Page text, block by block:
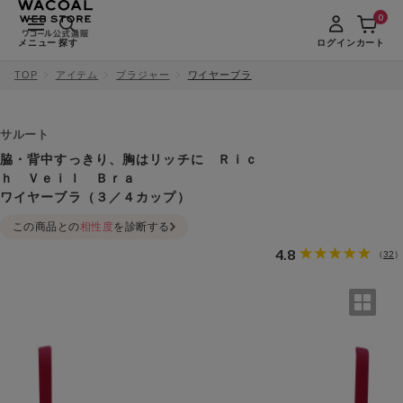
メニュー 探す ログインカート
0
TOP アイテム ブラジャー ワイヤーブラ
サルート
脇・背中すっきり、胸はリッチに Ｒｉｃ
ｈ Ｖｅｉｌ Ｂｒａ
ワイヤーブラ（３／４カップ）
4.8 （32 ）
この商品との相性度を診断する